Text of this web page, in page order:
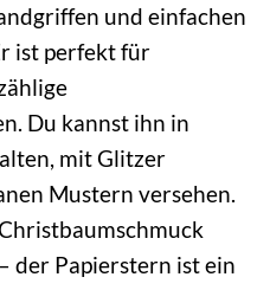
und einfachen
ist perfekt für
Du kannst ihn in
mit Glitzer
Mustern versehen.
der Papierstern ist ein